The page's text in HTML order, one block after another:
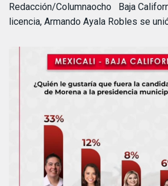
Redacción/Columnaocho Baja
licencia, Armando Ayala Robles se